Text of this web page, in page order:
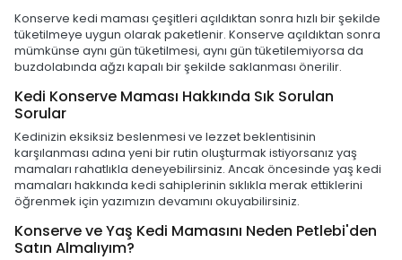
Konserve kedi maması çeşitleri açıldıktan sonra hızlı bir şekilde
tüketilmeye uygun olarak paketlenir. Konserve açıldıktan sonra
mümkünse aynı gün tüketilmesi, aynı gün tüketilemiyorsa da
buzdolabında ağzı kapalı bir şekilde saklanması önerilir.
Kedi Konserve Maması Hakkında Sık Sorulan
Sorular
Kedinizin eksiksiz beslenmesi ve lezzet beklentisinin
karşılanması adına yeni bir rutin oluşturmak istiyorsanız yaş
mamaları rahatlıkla deneyebilirsiniz. Ancak öncesinde yaş kedi
mamaları hakkında kedi sahiplerinin sıklıkla merak ettiklerini
öğrenmek için yazımızın devamını okuyabilirsiniz.
Konserve ve Yaş Kedi Mamasını Neden Petlebi'den
Satın Almalıyım?